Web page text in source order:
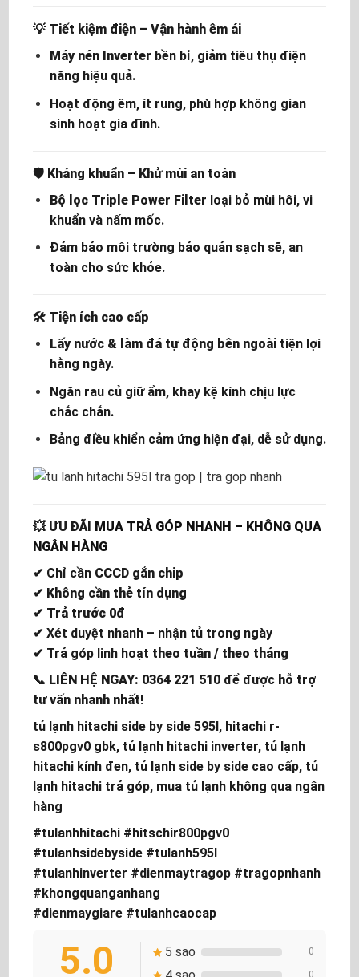
💡 Tiết kiệm điện – Vận hành êm ái
Máy nén Inverter bền bỉ, giảm tiêu thụ điện
năng hiệu quả.
Hoạt động êm, ít rung, phù hợp không gian
sinh hoạt gia đình.
🛡️ Kháng khuẩn – Khử mùi an toàn
Bộ lọc Triple Power Filter loại bỏ mùi hôi, vi
khuẩn và nấm mốc.
Đảm bảo môi trường bảo quản sạch sẽ, an
toàn cho sức khỏe.
🛠️ Tiện ích cao cấp
Lấy nước & làm đá tự động bên ngoàitiện lợi
hằng ngày.
Ngăn rau củ giữ ẩm, khay kệ kính chịu lực
chắc chắn.
Bảng điều khiển cảm ứng hiện đại, dễ sử dụng.
💥 ƯU ĐÃI MUA TRẢ GÓP NHANH – KHÔNG QUA
NGÂN HÀNG
✔ Chỉ cần CCCD gắn chip
✔ Không cần thẻ tín dụng
✔ Trả trước 0đ
✔ Xét duyệt nhanh – nhận tủ trong ngày
✔ Trả góp linh hoạt theo tuần / theo tháng
📞 LIÊN HỆ NGAY: 0364 221 510 để được hỗ trợ
tư vấn nhanh nhất!
tủ lạnh hitachi side by side 595l, hitachi r-
s800pgv0 gbk, tủ lạnh hitachi inverter, tủ lạnh
hitachi kính đen, tủ lạnh side by side cao cấp, tủ
lạnh hitachi trả góp, mua tủ lạnh không qua ngân
hàng
#tulanhhitachi #hitschir800pgv0
#tulanhsidebyside #tulanh595l
#tulanhinverter #dienmaytragop #tragopnhanh
#khongquanganhang
#dienmaygiare #tulanhcaocap
5.0 5 sao 0